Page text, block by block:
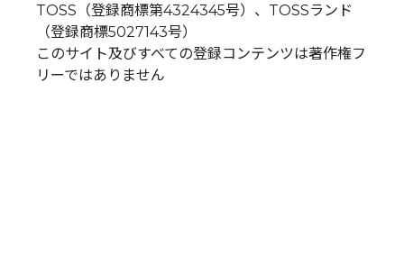
TOSS（登録商標第4324345号）、TOSSランド
（登録商標5027143号）
このサイト及びすべての登録コンテンツは著作権フ
リーではありません